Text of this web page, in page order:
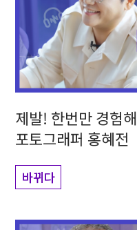
제발! 한번만 경험
포토그래퍼 홍혜전
바뀌다